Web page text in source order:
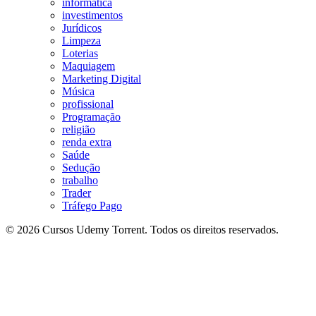
informatica
investimentos
Jurídicos
Limpeza
Loterias
Maquiagem
Marketing Digital
Música
profissional
Programação
religião
renda extra
Saúde
Sedução
trabalho
Trader
Tráfego Pago
© 2026 Cursos Udemy Torrent. Todos os direitos reservados.